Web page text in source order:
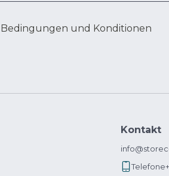
Bedingungen und Konditionen
Kontakt
Telefone